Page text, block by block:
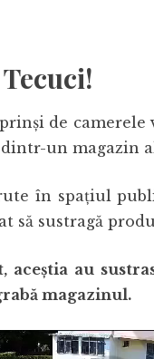
de
un magazin
în spațiul
să sustragă
aceștia au
magazinul.